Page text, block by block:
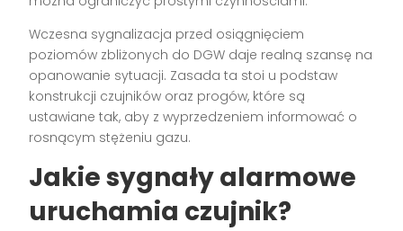
Wczesna sygnalizacja przed osiągnięciem
poziomów zbliżonych do DGW daje realną szansę na
opanowanie sytuacji. Zasada ta stoi u podstaw
konstrukcji czujników oraz progów, które są
ustawiane tak, aby z wyprzedzeniem informować o
rosnącym stężeniu gazu.
Jakie sygnały alarmowe
uruchamia czujnik?